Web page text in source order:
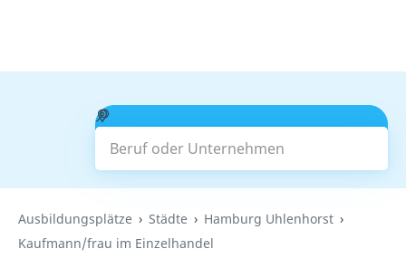
Beruf oder Unternehmen
Suchen
Ausbildungsplätze Städte
Hamburg Uhlenhorst
Kaufmann/frau im Einzelhandel